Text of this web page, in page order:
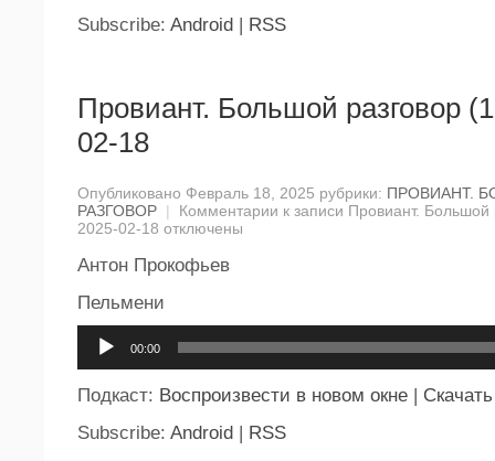
Subscribe: Android RSS
Провиант. Большой разговор
02-18
Опубликовано Февраль 18, 2025 рубрики: ПРОВИАНТ.
РАЗГОВОР | Комментарии к записи Провиант. Большой
2025-02-18 отключены
Антон Прокофьев
Пельмени
00:00
Подкаст: Воспроизвести в новом окне | Скачать
Subscribe: Android | RSS